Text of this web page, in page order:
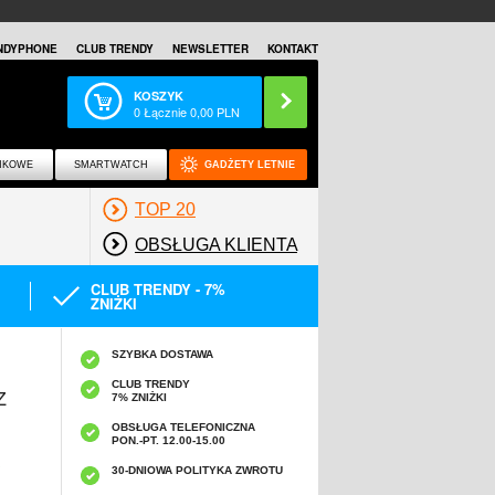
CLUB TRENDY NEWSLETTER KONTAKT
KOSZYK
0Łącznie0,00 PLN
SMARTWATCH GADŻETY LETNIE
TOP 20
OBSŁUGA KLIENTA
CLUB TRENDY - 7%
ZNIŻKI
SZYBKA DOSTAWA
CLUB TRENDY
7% ZNIŻKI
OBSŁUGA TELEFONICZNA
PON.-PT. 12.00-15.00
30-DNIOWA POLITYKA ZWROTU